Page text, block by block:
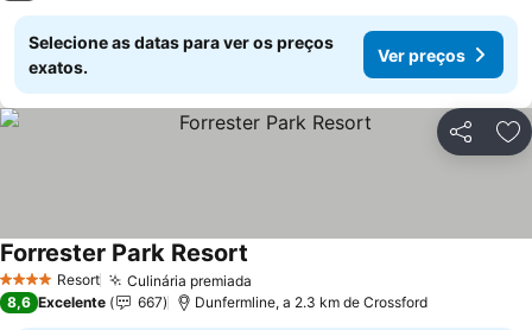
Selecione as datas para ver os preços
exatos.
Ver preços
Partilhar
4 EstrelasResort Culinária premiada
Forrester Park Resort
8,6 Excelente 667 Dunfermline, a 2.3 km de Crossford